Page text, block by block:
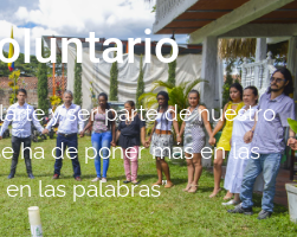
y ser parte de nuestro
ha de poner más en las
las palabras”